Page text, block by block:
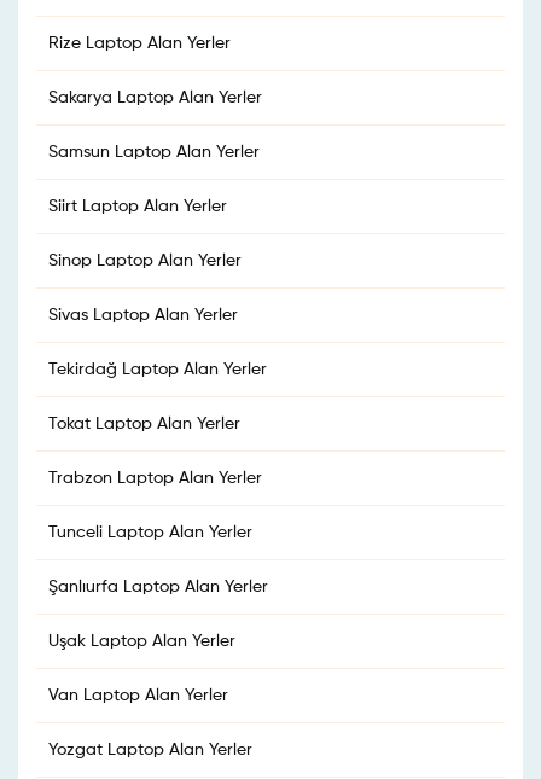
Rize Laptop Alan Yerler
Sakarya Laptop Alan Yerler
Samsun Laptop Alan Yerler
Siirt Laptop Alan Yerler
Sinop Laptop Alan Yerler
Sivas Laptop Alan Yerler
Tekirdağ Laptop Alan Yerler
Tokat Laptop Alan Yerler
Trabzon Laptop Alan Yerler
Tunceli Laptop Alan Yerler
Şanlıurfa Laptop Alan Yerler
Uşak Laptop Alan Yerler
Van Laptop Alan Yerler
Yozgat Laptop Alan Yerler